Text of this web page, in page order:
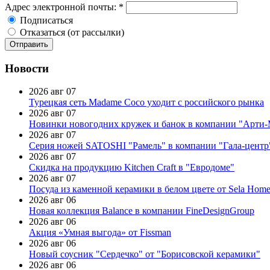
Адрес электронной почты: *
Подписаться
Отказаться (от рассылки)
Новости
2026 авг 07
Турецкая сеть Madame Coco уходит с российского рынка
2026 авг 07
Новинки новогодних кружек и банок в компании
2026 авг 07
Серия ножей SATOSHI "Рамель" в компании "Гала-
2026 авг 07
Скидка на продукцию Kitchen Craft в "Евродоме"
2026 авг 07
Посуда из каменной керамики в белом цвете от Sela Home
2026 авг 06
Новая коллекция Balance в компании FineDesignGroup
2026 авг 06
Акция «Умная выгода» от Fissman
2026 авг 06
Новый соусник "Сердечко" от "Борисовской керамики"
2026 авг 06